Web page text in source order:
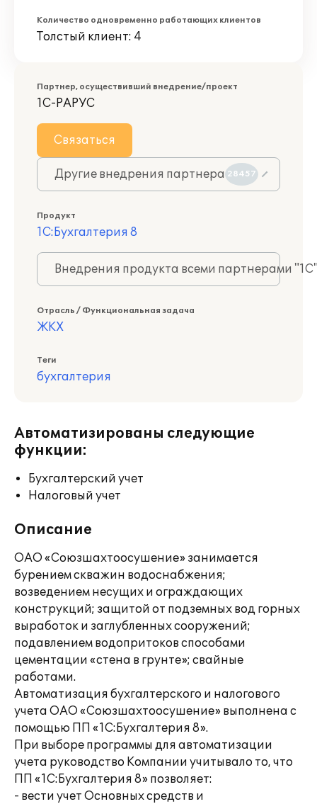
Количество одновременно работающих клиентов
Толстый клиент: 4
Партнер, осуществивший внедрение/проект
1С-РАРУС
Связаться
Другие внедрения партнера 28457
Продукт
1С:Бухгалтерия 8
Внедрения продукта всеми партнерами
Отрасль / Функциональная задача
ЖКХ
Теги
бухгалтерия
Автоматизированы следующие
функции:
Бухгалтерский учет
Налоговый учет
Описание
ОАО «Союзшахтоосушение» занимается
бурением скважин водоснабжения;
возведением несущих и ограждающих
конструкций; защитой от подземных вод горных
выработок и заглубленных сооружений;
подавлением водопритоков способами
цементации «стена в грунте»; свайные
работами.
Автоматизация бухгалтерского и налогового
учета ОАО «Союзшахтоосушение» выполнена с
помощью ПП «1С:Бухгалтерия 8».
При выборе программы для автоматизации
учета руководство Компании учитывало то, что
ПП «1С:Бухгалтерия 8» позволяет:
- вести учет Основных средств и